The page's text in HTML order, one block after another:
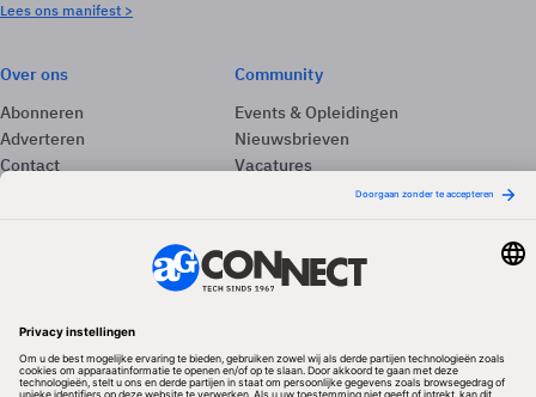
Lees ons manifest >
Over ons
Abonneren
Adverteren
Contact
Community
Events & Opleidingen
Nieuwsbrieven
Vacatures